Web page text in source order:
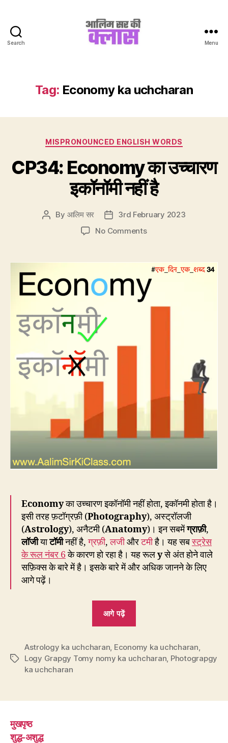
Search
Class
Menu
Tag: Economy ka uchcharan
Categories
MISPRONOUNCED ENGLISH WORDS
CP34: Economy का उच्चारण
इकॉनॉमी नहीं है
Post
By आलिम सर
Post
date
3rd February 2023
No Commentson
का
उच्चारण
इकॉनॉमी
Economyका उच्चारण इकॉनॉमी नहीं होता, इकॉनमी होता है।
इसी तरह फ़टॉग्रफ़ी (Photography), अस्ट्रॉलजी
(Astrology), अनैटमी (Anatomy)। इन सबमेंग्राफ़ी,
लॉजीयाटॉमीनहीं है,ग्रफ़ी,लजीऔरटमीहै। यह सबस्ट्रेस
के रूल नंबर 6के कारण हो रहा है। यह रूलyसे अंत होने वाले
सफ़िक्स के बारे में है। इसके बारे में और अधिक जानने के लिए
आगे पढ़ें।
आगे पढ़ें
उच्चारण
इकॉनॉमी
Tags
Astrology ka uchcharan, Economy ka uchcharan,
Logy Grapgy Tomy nomy ka uchcharan, Photograpgy
ka uchcharan
मुखपृष्ठ
शुद्ध-अशुद्ध